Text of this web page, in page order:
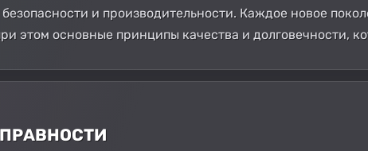
и производительности. Каждое новое
этом основные принципы качества и долговечности,